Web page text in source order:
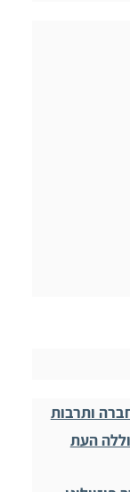
ותרבות
העת